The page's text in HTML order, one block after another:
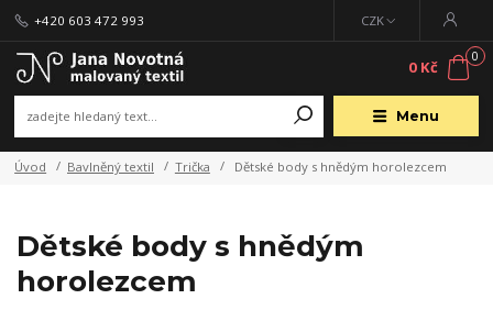
Menu
CZK
+420 603 472 993
0
0 Kč
Úvod Bavlněný textil Trička Dětské body s hnědým horolezcem
Dětské body s hnědým
horolezcem